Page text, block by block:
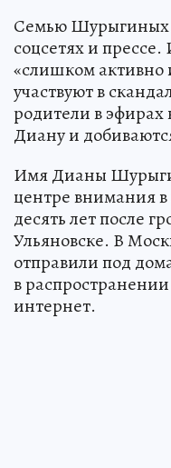
Семью Шурыгиных
соцсетях и
«слишком активно
участвуют в
родители в
Диану и
Имя Дианы
центре внимания в
десять лет после
Ульяновске. В
отправили под
в
интернет.